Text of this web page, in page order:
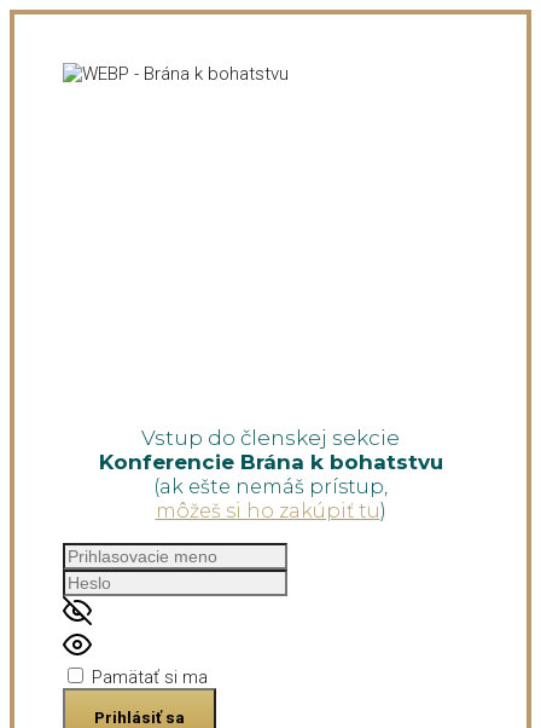
Vstup do členskej sekcie
Konferencie Brána k bohatstvu
(ak ešte nemáš prístup,
môžeš si ho zakúpiť tu)
Pamätať si ma
Prihlásiť sa